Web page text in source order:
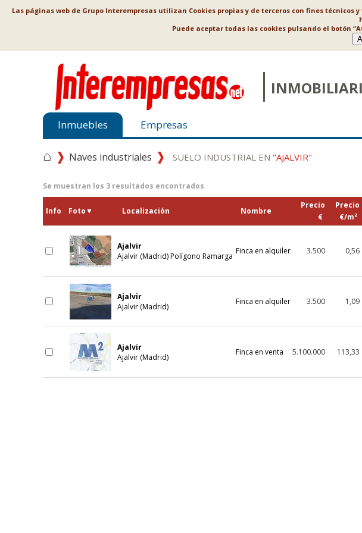
Las páginas web de Grupo Interempresas utilizan Cookies propias y de terceros con fines
Puede aceptar todas las cookies pulsando el botón
Inmuebles Empresas
⌂ Naves industriales SUELO INDUSTRIAL EN "AJALVIR"
Se muestran los 3 resultados encontrados
Info Foto▼ Localización Nombre
Precio
€
Precio
€/m²
Ajalvir
Ajalvir (Madrid) Polígono Ramarga
Finca en alquiler 3.500 0,56
Ajalvir
Ajalvir (Madrid)
Finca en alquiler 3.500 1,09
Ajalvir
Ajalvir (Madrid)
Finca en venta 5.100.000 113,33